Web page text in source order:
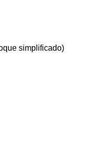
simplificado)